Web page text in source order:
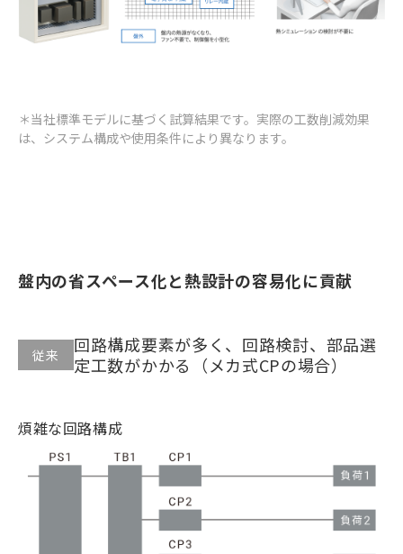
＊当社標準モデルに基づく試算結果です。実際の工数削減効果
は、システム構成や使用条件により異なります。
盤内の省スペース化と熱設計の容易化に貢献
従来
回路構成要素が多く、回路検討、部品選
定工数がかかる（メカ式CPの場合）
煩雑な回路構成